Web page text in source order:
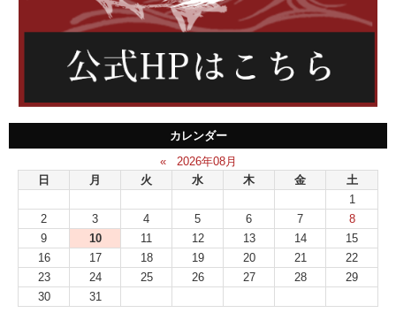
カレンダー
«
2026年08月
日
月 火 水 木 金
土
1
2
3 4 5 6 7
8
9
10 11 12 13 14
15
16
17 18 19 20 21
22
23
24 25 26 27 28
29
30
31